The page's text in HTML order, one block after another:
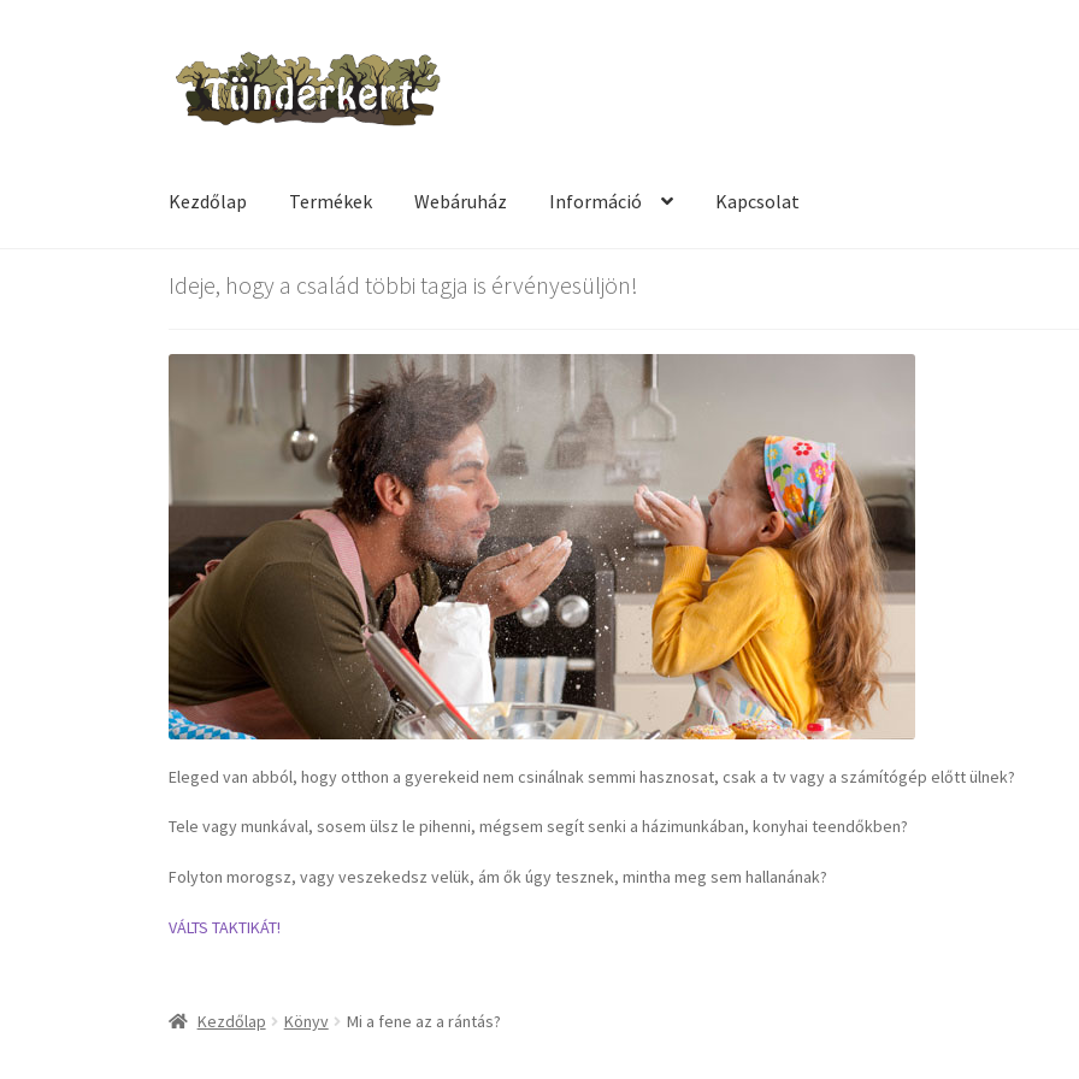
Ugrás
navigációhoz
Kilépés
tartalomba
Kezdőlap Termékek Webáruház Információ Kapcsolat
KezdőlapAdventi naptárCheckout Fiókom Információ Kapcsolat
Ideje, hogy a család többi tagja is érvényesüljön!
Eleged van abból, hogy otthon a gyerekeid nem csinálnak semmi hasznosat, csak a tv vagy a számítógép előtt ülnek?
Tele vagy munkával, sosem ülsz le pihenni, mégsem segít senki a házimunkában, konyhai teendőkben?
Folyton morogsz, vagy veszekedsz velük, ám ők úgy tesznek, mintha meg sem hallanának?
VÁLTS TAKTIKÁT!
Kezdőlap Könyv Mi a fene az a rántás?